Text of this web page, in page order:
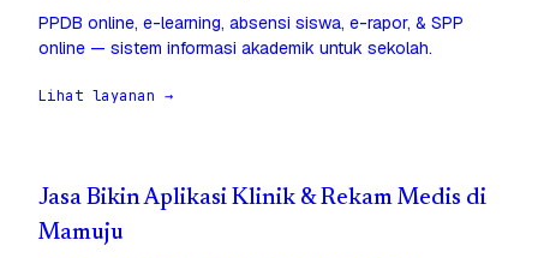
PPDB online, e-learning, absensi siswa, e-rapor, & SPP
online — sistem informasi akademik untuk sekolah.
Lihat layanan →
Jasa Bikin Aplikasi Klinik & Rekam Medis di
Mamuju